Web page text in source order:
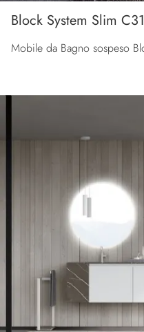
Block System Slim C31